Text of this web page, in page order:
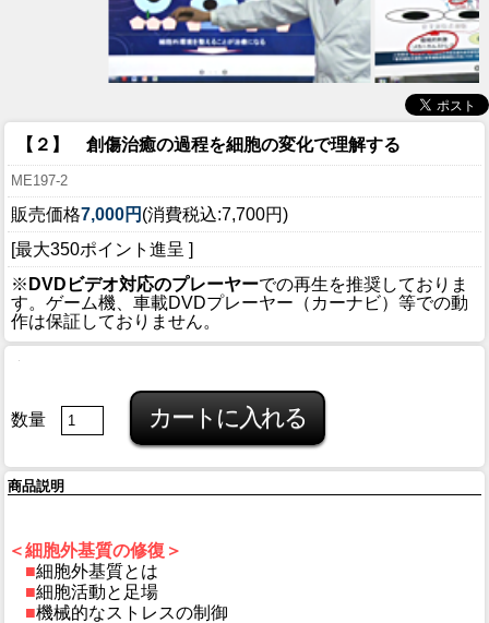
【２】 創傷治癒の過程を細胞の変化で理解する
ME197-2
販売価格7,000円 (消費税込:7,700円)
[最大350ポイント進呈 ]
※ DVDビデオ対応のプレーヤーでの再生を推奨しておりま
す。ゲーム機、車載DVDプレーヤー（カーナビ）等での動
作は保証しておりません。
数量
商品説明
＜細胞外基質の修復＞
■細胞外基質とは
■細胞活動と足場
■機械的なストレスの制御